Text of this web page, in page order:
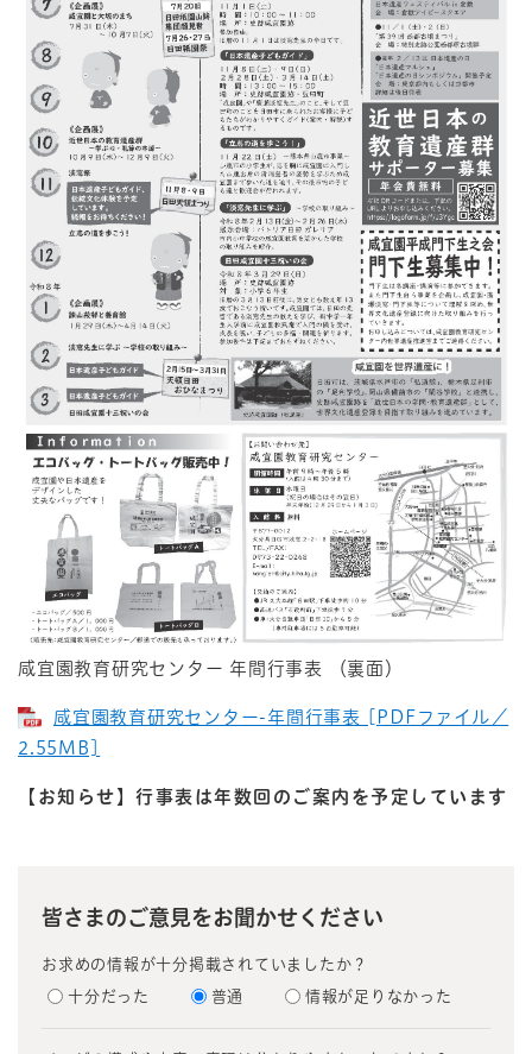
咸宜園教育研究センター 年間行事表 （裏面）
咸宜園教育研究センター-年間行事表 [PDFファイル／
2.55MB]
【お知らせ】行事表は年数回のご案内を予定しています
皆さまのご意見をお聞かせください
お求めの情報が十分掲載されていましたか？
十分だった 普通 情報が足りなかった